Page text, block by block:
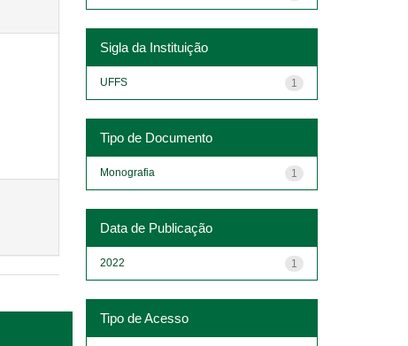
Sigla da Instituição
1
UFFS
Tipo de Documento
1
Monografia
Data de Publicação
1
2022
Tipo de Acesso